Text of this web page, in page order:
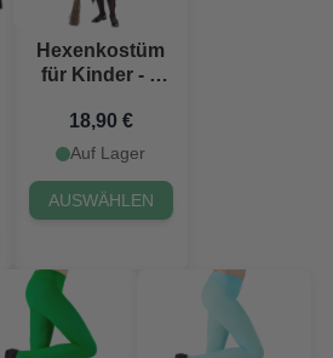
Hexenkostüm
für Kinder - 3
18,90 €
Auf Lager
AUSWÄHLEN